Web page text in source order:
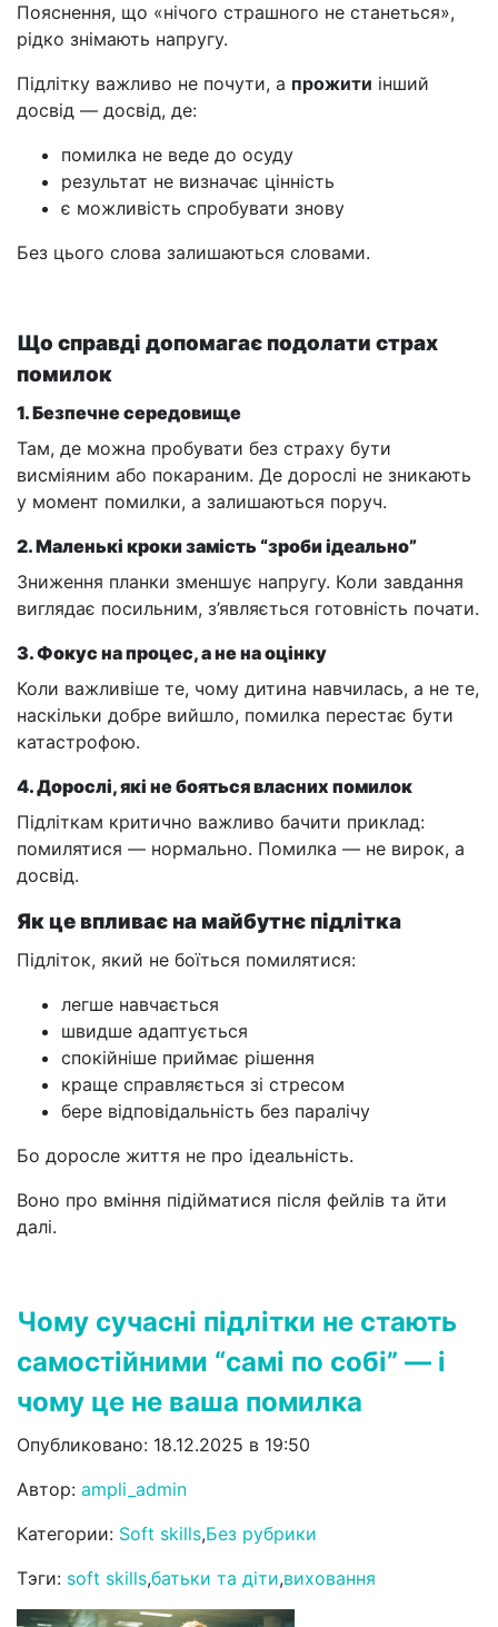
Пояснення, що «нічого страшного не станеться»,
рідко знімають напругу.
Підлітку важливо не почути, а прожити інший
досвід — досвід, де:
помилка не веде до осуду
результат не визначає цінність
є можливість спробувати знову
Без цього слова залишаються словами.
Що справді допомагає подолати страх
помилок
1. Безпечне середовище
Там, де можна пробувати без страху бути
висміяним або покараним. Де дорослі не зникають
у момент помилки, а залишаються поруч.
2. Маленькі кроки замість “зроби ідеально”
Зниження планки зменшує напругу. Коли завдання
виглядає посильним, з’являється готовність почати.
3. Фокус на процес, а не на оцінку
Коли важливіше те, чому дитина навчилась, а не те,
наскільки добре вийшло, помилка перестає бути
катастрофою.
4. Дорослі, які не бояться власних помилок
Підліткам критично важливо бачити приклад:
помилятися — нормально. Помилка — не вирок, а
досвід.
Як це впливає на майбутнє підлітка
Підліток, який не боїться помилятися:
легше навчається
швидше адаптується
спокійніше приймає рішення
краще справляється зі стресом
бере відповідальність без паралічу
Бо доросле життя не про ідеальність.
Воно про вміння підійматися після фейлів та йти
далі.
Чому сучасні підлітки не стають
самостійними “самі по собі” — і
чому це не ваша помилка
Опубликовано: 18.12.2025 в 19:50
Автор: ampli_admin
Категории: Soft skills,Без рубрики
Тэги: soft skills,батьки та діти,виховання